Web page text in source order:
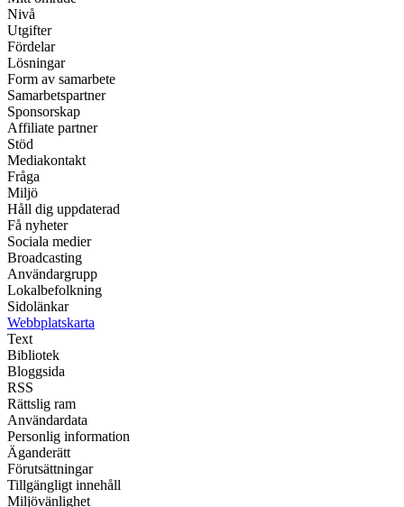
Nivå
Utgifter
Fördelar
Lösningar
Form av samarbete
Samarbetspartner
Sponsorskap
Affiliate partner
Stöd
Mediakontakt
Fråga
Miljö
Håll dig uppdaterad
Få nyheter
Sociala medier
Broadcasting
Användargrupp
Lokalbefolkning
Sidolänkar
Webbplatskarta
Text
Bibliotek
Bloggsida
RSS
Rättslig ram
Användardata
Personlig information
Äganderätt
Förutsättningar
Tillgängligt innehåll
Miljövänlighet